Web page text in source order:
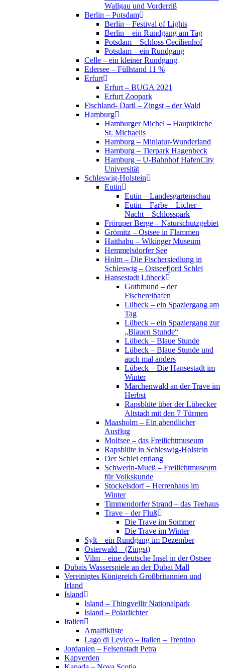
Wallgau und Vorderriß
Berlin – Potsdam
Berlin – Festival of Lights
Berlin – ein Rundgang am Tag
Potsdam – Schloss Cecilienhof
Potsdam – ein Rundgang
Celle – ein kleiner Rundgang
Edersee – Füllstand 11 %
Erfurt
Erfurt – BUGA 2021
Erfurt Zoopark
Fischland- Darß – Zingst – der Wald
Hamburg
Hamburger Michel – Hauptkirche
St. Michaelis
Hamburg – Miniatur-Wunderland
Hamburg – Tierpark Hagenbeck
Hamburg – U-Bahnhof HafenCity
Universität
Schleswig-Holstein
Eutin
Eutin – Landesgartenschau
Eutin – Farbe – Licher –
Nacht – Schlosspark
Fröruper Berge – Naturschutzgebiet
Grömitz – Ostsee in Flammen
Haithabu – Wikinger Museum
Hemmelsdorfer See
Holm – Die Fischersiedlung in
Schleswig – Ostseefjord Schlei
Hansestadt Lübeck
Gothmund – der
Fischereihafen
Lübeck – ein Spaziergang am
Tag
Lübeck – ein Spaziergang zur
„Blauen Stunde“
Lübeck – Blaue Stunde
Lübeck – Blaue Stunde und
auch mal anders
Lübeck – Die Hansestadt im
Winter
Märchenwald an der Trave im
Herbst
Rapsblüte über der Lübecker
Altstadt mit den 7 Türmen
Maasholm – Ein abendlicher
Ausflug
Molfsee – das Freilichtmuseum
Rapsblüte in Schleswig-Holstein
Der Schlei entlang
Schwerin-Mueß – Freilichtmuseum
für Volkskunde
Stockelsdorf – Herrenhaus im
Winter
Timmendorfer Strand – das Teehaus
Trave – der Fluß
Die Trave im Sommer
Die Trave im Winter
Sylt – ein Rundgang im Dezember
Osterwald – (Zingst)
Vilm – eine deutsche Insel in der Ostsee
Dubais Wasserspiele an der Dubai Mall
Vereinigtes Königreich Großbritannien und
Irland
Island
Island – Thingvellir Nationalpark
Island – Polarlichter
Italien
Amalfiküste
Lago di Levico – Italien – Trentino
Jordanien – Felsenstadt Petra
Kapverden